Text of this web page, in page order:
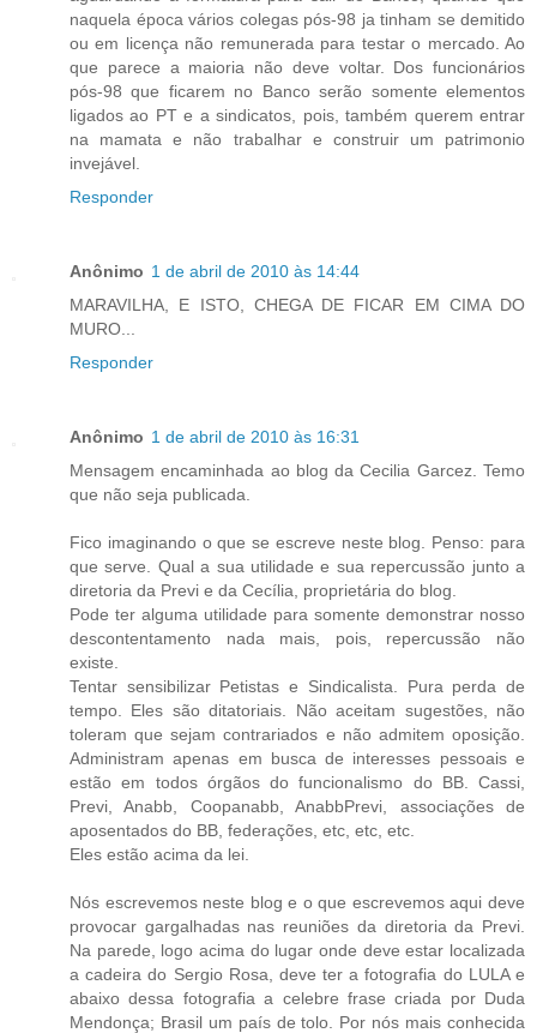
naquela época vários colegas pós-98 ja tinham se demitido
ou em licença não remunerada para testar o mercado. Ao
que parece a maioria não deve voltar. Dos funcionários
pós-98 que ficarem no Banco serão somente elementos
ligados ao PT e a sindicatos, pois, também querem entrar
na mamata e não trabalhar e construir um patrimonio
invejável.
Responder
Anônimo 1 de abril de 2010 às 14:44
MARAVILHA, E ISTO, CHEGA DE FICAR EM CIMA DO
MURO...
Responder
Anônimo 1 de abril de 2010 às 16:31
Mensagem encaminhada ao blog da Cecilia Garcez. Temo
que não seja publicada.
Fico imaginando o que se escreve neste blog. Penso: para
que serve. Qual a sua utilidade e sua repercussão junto a
diretoria da Previ e da Cecília, proprietária do blog.
Pode ter alguma utilidade para somente demonstrar nosso
descontentamento nada mais, pois, repercussão não
existe.
Tentar sensibilizar Petistas e Sindicalista. Pura perda de
tempo. Eles são ditatoriais. Não aceitam sugestões, não
toleram que sejam contrariados e não admitem oposição.
Administram apenas em busca de interesses pessoais e
estão em todos órgãos do funcionalismo do BB. Cassi,
Previ, Anabb, Coopanabb, AnabbPrevi, associações de
aposentados do BB, federações, etc, etc, etc.
Eles estão acima da lei.
Nós escrevemos neste blog e o que escrevemos aqui deve
provocar gargalhadas nas reuniões da diretoria da Previ.
Na parede, logo acima do lugar onde deve estar localizada
a cadeira do Sergio Rosa, deve ter a fotografia do LULA e
abaixo dessa fotografia a celebre frase criada por Duda
Mendonça; Brasil um país de tolo. Por nós mais conhecida